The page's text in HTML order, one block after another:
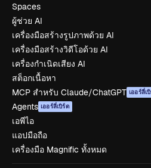
Spaces
ผู้ช่วย AI
เครื่องมือสร้างรูปภาพด้วย AI
เครื่องมือสร้างวิดีโอด้วย AI
เครื่องกำเนิดเสียง AI
สต็อกเนื้อหา
MCP สำหรับ Claude/ChatGPT เออร์ลี่เ
Agents เออร์ลี่เบิร์ด
เอพีไอ
แอปมือถือ
เครื่องมือ Magnific ทั้งหมด